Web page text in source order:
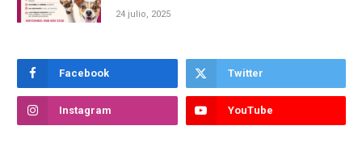
24 julio, 2025
Facebook Twitter
Instagram YouTube